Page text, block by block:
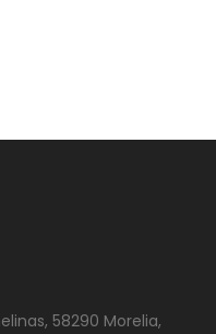
58290 Morelia,